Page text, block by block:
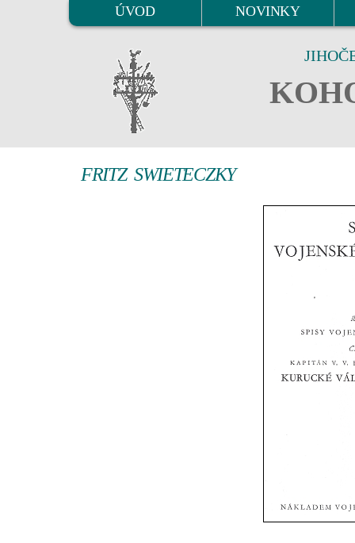
ÚVOD NOVINKY
FRITZ SWIETECZKY